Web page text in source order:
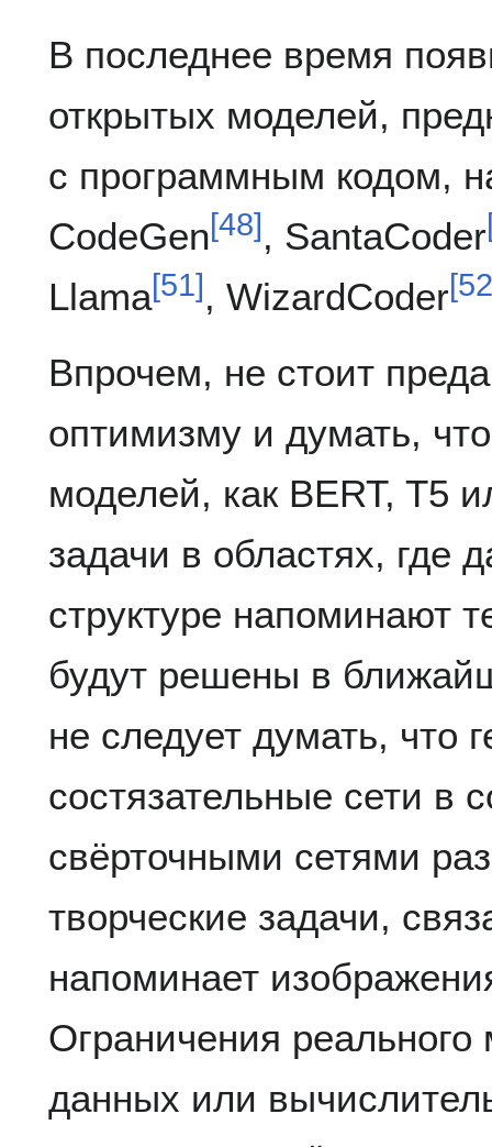
В последнее время
открытых моделей,
с программным кодом,
CodeGen[48] , SantaCoder
Llama[51] , WizardCoder[52
Впрочем, не стоит
оптимизму и думать,
моделей, как BERT, T5
задачи в областях, где
структуре напоминают
будут решены в
не следует думать, что
состязательные сети в
свёрточными сетями
творческие задачи,
напоминает
Ограничения
данных или